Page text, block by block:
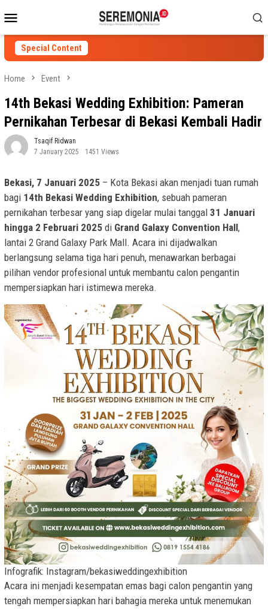
to
contentMenu
Special Content
Home Event
14th Bekasi Wedding Exhibition: Pameran
Pernikahan Terbesar di Bekasi Kembali Hadir
Tsaqif Ridwan
7 January 2025
1451 Views
Bekasi, 7 Januari 2025 – Kota Bekasi akan menjadi tuan rumah
bagi 14th Bekasi Wedding Exhibition, sebuah pameran
pernikahan terbesar yang siap digelar mulai tanggal 31 Januari
hingga 2 Februari 2025 di Grand Galaxy Convention Hall,
lantai 2 Grand Galaxy Park Mall. Acara ini dijadwalkan
berlangsung selama tiga hari penuh, menawarkan berbagai
pilihan vendor profesional untuk membantu calon pengantin
mempersiapkan hari istimewa mereka.
Infografik: Instagram/bekasiweddingexhibition
Acara ini menjadi kesempatan emas bagi calon pengantin yang
tengah mempersiapkan hari bahagia mereka untuk menemukan